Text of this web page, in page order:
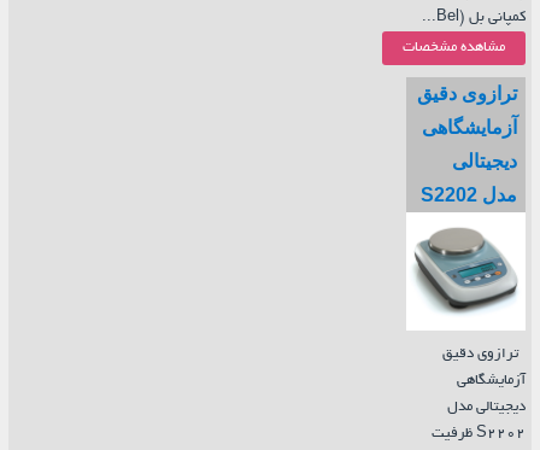
کمپانی بل (Bel...
مشاهده مشخصات
ترازوی دقیق
آزمایشگاهی
دیجیتالی
مدل S2202
ترازوی دقیق
آزمایشگاهی
دیجیتالی مدل
S2202 ظرفیت